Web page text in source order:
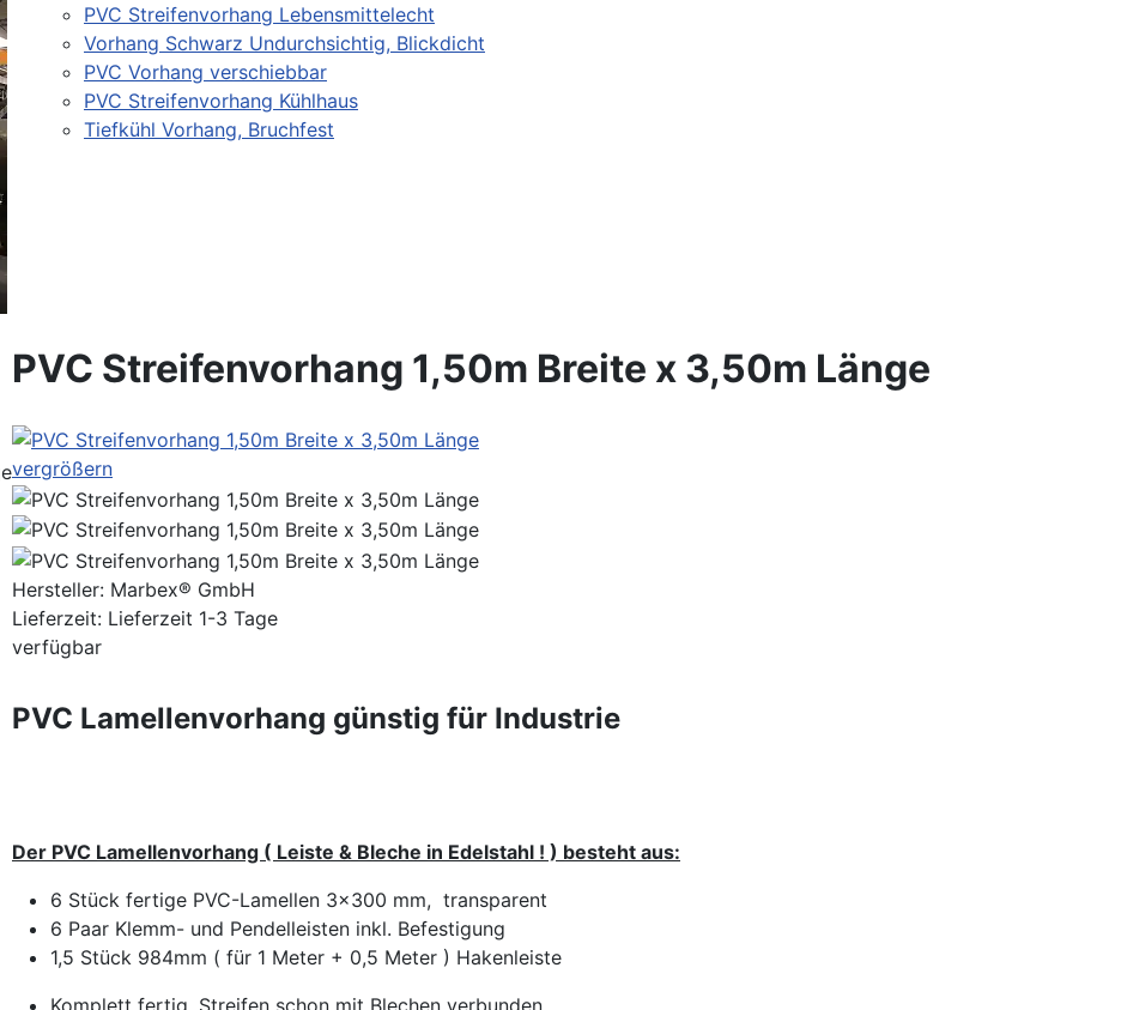
PVC Streifenvorhang Lebensmittelecht
Vorhang Schwarz Undurchsichtig, Blickdicht
PVC Vorhang verschiebbar
PVC Streifenvorhang Kühlhaus
Tiefkühl Vorhang, Bruchfest
PVC Streifenvorhang 1,50m Breite x 3,50m Länge
vergrößern
Hersteller: Marbex® GmbH
Lieferzeit: Lieferzeit 1-3 Tage
verfügbar
PVC Lamellenvorhang günstig für Industrie
Der PVC Lamellenvorhang ( Leiste & Bleche in Edelstahl ! ) besteht aus:
6 Stück fertige PVC-Lamellen 3x300 mm, transparent
6 Paar Klemm- und Pendelleisten inkl. Befestigung
1,5 Stück 984mm ( für 1 Meter + 0,5 Meter ) Hakenleiste
Komplett fertig, Streifen schon mit Blechen verbunden